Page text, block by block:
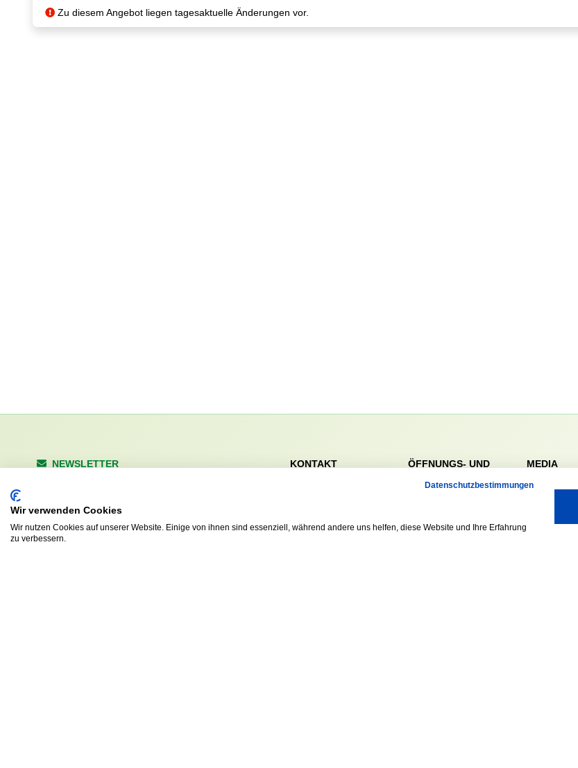
Zu diesem Angebot liegen tagesaktuelle Änderungen vor.
NEWSLETTER
KONTAKT
Tel. 040 / 64 50 62 - 0
ÖFFNUNGS- UND
Sa. & So. 9:00 – 19:00
MEDIA
Datenschutzbestimmungen
Wir verwenden Cookies
Wir nutzen Cookies auf unserer Website. Einige von ihnen sind essenziell, während andere uns helfen, diese Website und Ihre Erfahrung
zu verbessern.